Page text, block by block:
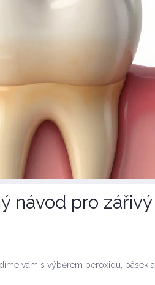
návod pro zářivý
vám s výběrem peroxidu, pásek a